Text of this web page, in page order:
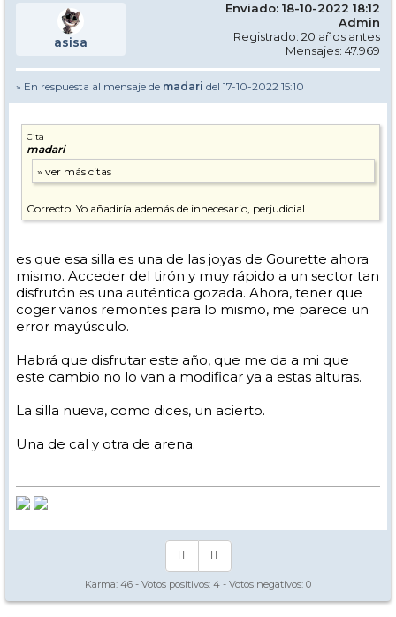
asisa
Enviado: 18-10-2022 18:12
Admin
Registrado: 20 años antes
Mensajes: 47.969
» En respuesta al mensaje de madari del 17-10-2022 15:10
Cita
madari
Correcto. Yo añadiría además de innecesario, perjudicial.
es que esa silla es una de las joyas de Gourette ahora
mismo. Acceder del tirón y muy rápido a un sector tan
disfrutón es una auténtica gozada. Ahora, tener que
coger varios remontes para lo mismo, me parece un
error mayúsculo.
Habrá que disfrutar este año, que me da a mi que
este cambio no lo van a modificar ya a estas alturas.
La silla nueva, como dices, un acierto.
Una de cal y otra de arena.
Karma: 46 - Votos positivos: 4 - Votos negativos: 0